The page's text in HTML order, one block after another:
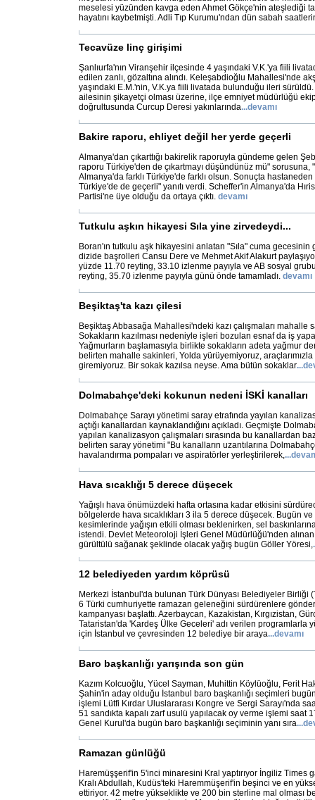
meselesi yüzünden kavga eden Ahmet Gökçe'nin ateşlediği
hayatını kaybetmişti. Adli Tıp Kurumu'ndan dün sabah
Tecavüze linç girişimi
Şanlıurfa'nın Viranşehir ilçesinde 4 yaşındaki V.K.'ya fiili
edilen zanlı, gözaltına alındı. Keleşabdioğlu Mahallesi'nde
yaşındaki E.M.'nin, V.K.ya fiili livatada bulunduğu ileri
ailesinin şikayetçi olması üzerine, ilçe emniyet müdürlüğü
doğrultusunda Curcup Deresi yakınlarında...devamı
Bakire raporu, ehliyet değil her yerde geçerli
Almanya'dan çıkarttığı bakirelik raporuyla gündeme gelen
raporu Türkiye'den de çıkartmayı düşündünüz mü" sorusuna,
Almanya'da farklı Türkiye'de farklı olsun. Sonuçta hastaneden
Türkiye'de de geçerli" yanıtı verdi. Scheffer'in Almanya'da
Partisi'ne üye olduğu da ortaya çıktı. devamı
Tutkulu aşkın hikayesi Sıla yine zirvedeydi...
Boran'ın tutkulu aşk hikayesini anlatan "Sıla" cuma
dizide başrolleri Cansu Dere ve Mehmet Akif Alakurt
yüzde 11.70 reyting, 33.10 izlenme payıyla ve AB sosyal
reyting, 35.70 izlenme payıyla günü önde tamamladı. devamı
Beşiktaş'ta kazı çilesi
Beşiktaş Abbasağa Mahallesi'ndeki kazı çalışmaları mahalle
Sokakların kazılması nedeniyle işleri bozulan esnaf da iş
Yağmurların başlamasıyla birlikte sokakların adeta yağmur
belirten mahalle sakinleri, Yolda yürüyemiyoruz,
giremiyoruz. Bir sokak kazılsa neyse. Ama bütün sokaklar...
Dolmabahçe'deki kokunun nedeni İSKİ kanalları
Dolmabahçe Sarayı yönetimi saray etrafında yayılan
açtığı kanallardan kaynaklandığını açıkladı. Geçmişte
yapılan kanalizasyon çalışmaları sırasında bu kanallardan
belirten saray yönetimi "Bu kanalların uzantılarına
havalandırma pompaları ve aspiratörler yerleştirilerek,...
Hava sıcaklığı 5 derece düşecek
Yağışlı hava önümüzdeki hafta ortasına kadar etkisini
bölgelerde hava sıcaklıkları 3 ila 5 derece düşecek. Bugün
kesimlerinde yağışın etkili olması beklenirken, sel
istendi. Devlet Meteoroloji İşleri Genel Müdürlüğü'nden
gürültülü sağanak şeklinde olacak yağış bugün Göller Yöresi,
12 belediyeden yardım köprüsü
Merkezi İstanbul'da bulunan Türk Dünyası Belediyeler Birliği
6 Türki cumhuriyette ramazan geleneğini sürdürenlere
kampanyası başlattı. Azerbaycan, Kazakistan, Kırgızistan,
Tataristan'da 'Kardeş Ülke Geceleri' adı verilen programlarla
için İstanbul ve çevresinden 12 belediye bir araya...devamı
Baro başkanlığı yarışında son gün
Kazım Kolcuoğlu, Yücel Sayman, Muhittin Köylüoğlu, Ferit
Şahin'in aday olduğu İstanbul baro başkanlığı seçimleri
işlemi Lütfi Kırdar Uluslararası Kongre ve Sergi Sarayı'nda
51 sandıkta kapalı zarf usulü yapılacak oy verme işlemi saat
Genel Kurul'da bugün baro başkanlığı seçiminin yanı sıra...
Ramazan günlüğü
Haremüşşerif'in 5'inci minaresini Kral yaptırıyor İngiliz Times
Kralı Abdullah, Kudüs'teki Haremmüşerif'in beşinci ve en
ettiriyor. 42 metre yükseklikte ve 200 bin sterline mal olması